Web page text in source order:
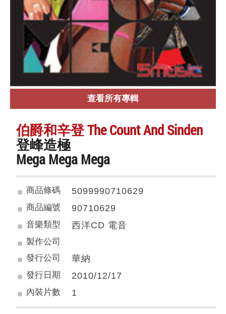
查看所有專輯
伯爵和辛登 The Count And Sinden
登峰造極
Mega Mega Mega
商品條碼 5099990710629
商品編號 90710629
音樂類型 西洋CD 電音
製作公司
發行公司
華納
發行日期 2010/12/17
內裝片數 1